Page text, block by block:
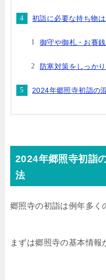
初詣に必要な持ち物
御守や御札・お賽
防寒対策をしっか
2024年郷照寺初詣の
2024年郷照寺初詣
法
郷照寺の初詣は例年多く
まずは郷照寺の基本情報